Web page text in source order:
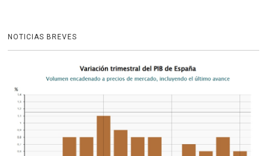
NOTICIAS BREVES